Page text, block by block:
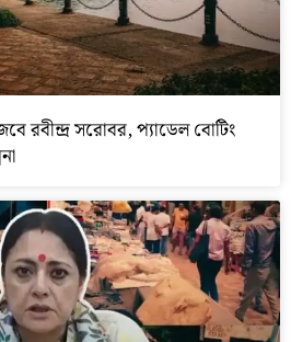
রবীন্দ্র সরোবর, প্যাডেল বোটিং